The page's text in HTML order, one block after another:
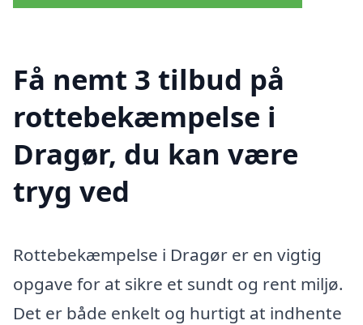
Få nemt 3 tilbud på
rottebekæmpelse i
Dragør, du kan være
tryg ved
Rottebekæmpelse i Dragør er en vigtig
opgave for at sikre et sundt og rent miljø.
Det er både enkelt og hurtigt at indhente